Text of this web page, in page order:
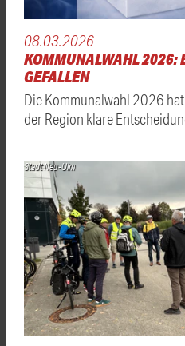
08.03.2026
KOMMUNALWAHL 2026:
GEFALLEN
Die Kommunalwahl 2026
der Region klare
Stadt Neu-Ulm